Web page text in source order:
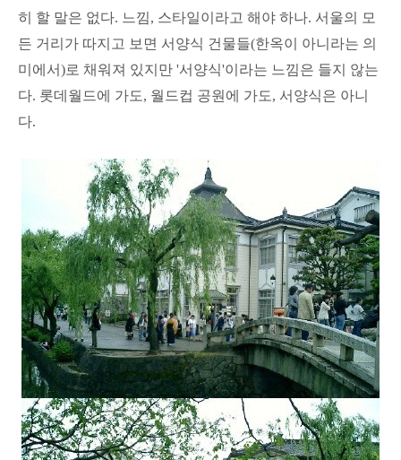
히 할 말은 없다. 느낌, 스타일이라고 해야 하나. 서울의 모
든 거리가 따지고 보면 서양식 건물들(한옥이 아니라는 의
미에서)로 채워져 있지만 '서양식'이라는 느낌은 들지 않는
다. 롯데월드에 가도, 월드컵 공원에 가도, 서양식은 아니
다.